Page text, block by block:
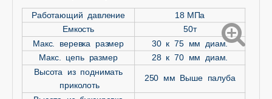
Работающий давление 18 МПа
Емкость
50т
Макс. веревка размер
30 к 75 мм диам.
Макс. цепь размер
28 к 70 мм диам.
Высота из поднимать
приколоть
250 мм Выше палуба